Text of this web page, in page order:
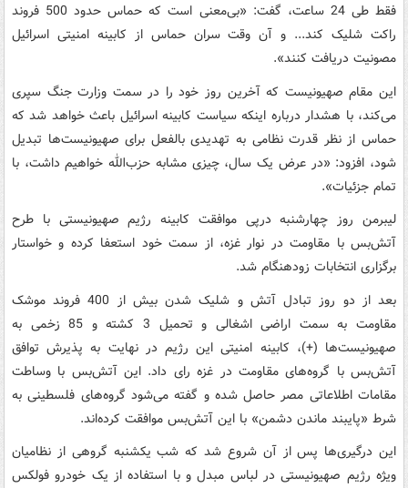
فقط طی 24 ساعت، گفت: «بی‌معنی است که حماس حدود 500 فروند
راکت شلیک کند... و آن وقت سران حماس از کابینه امنیتی اسرائیل
مصونیت دریافت کنند».
این مقام صهیونیست که آخرین روز خود را در سمت وزارت جنگ سپری
می‌کند، با هشدار درباره اینکه سیاست کابینه اسرائیل باعث خواهد شد که
حماس از نظر قدرت نظامی به تهدیدی بالفعل برای صهیونیست‌ها تبدیل
شود، افزود: «در عرض یک سال، چیزی مشابه حزب‌الله خواهیم داشت، با
تمام جزئیات».
لیبرمن روز چهارشنبه درپی موافقت کابینه رژیم صهیونیستی با طرح
آتش‌بس با مقاومت در نوار غزه، از سمت خود استعفا کرده و خواستار
برگزاری انتخابات زودهنگام شد.
بعد از دو روز تبادل آتش و شلیک شدن بیش از 400 فروند موشک
مقاومت به سمت اراضی اشغالی و تحمیل 3 کشته و 85 زخمی به
صهیونیست‌ها (+)، کابینه امنیتی این رژیم در نهایت به پذیرش توافق
آتش‌بس با گروه‌های مقاومت در غزه رای داد. این آتش‌بس با وساطت
مقامات اطلاعاتی مصر حاصل شده و گفته می‌شود گروه‌های فلسطینی به
شرط «پایبند ماندن دشمن» با این آتش‌بس موافقت کرده‌اند.
این درگیری‌ها پس از آن شروع شد که شب یکشنبه گروهی از نظامیان
ویژه رژیم صهیونیستی در لباس مبدل و با استفاده از یک خودرو فولکس